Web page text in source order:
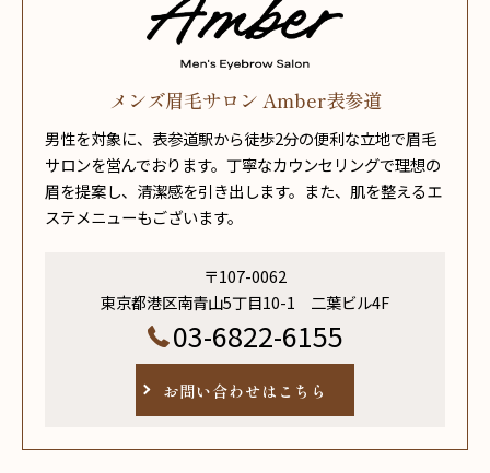
メンズ眉毛サロン Amber表参道
男性を対象に、表参道駅から徒歩2分の便利な立地で眉毛
サロンを営んでおります。丁寧なカウンセリングで理想の
眉を提案し、清潔感を引き出します。また、肌を整えるエ
ステメニューもございます。
〒107-0062
東京都港区南青山5丁目10-1 二葉ビル4F
03-6822-6155
お問い合わせはこちら